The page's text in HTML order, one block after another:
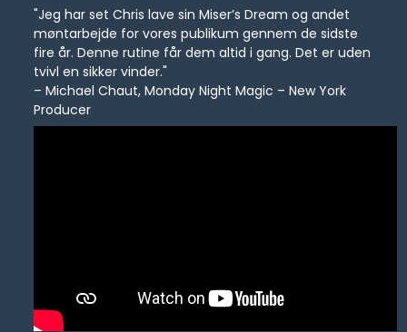
"Jeg har set Chris lave sin Miser’s Dream og andet
møntarbejde for vores publikum gennem de sidste
fire år. Denne rutine får dem altid i gang. Det er uden
tvivl en sikker vinder."
– Michael Chaut, Monday Night Magic – New York
Producer